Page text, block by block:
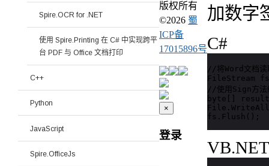
加数字
C#
//将Word文档
FileStream
//使用Sign方法
byte[]
fs.Flush();
VB.NET
Spire.OCR for .NET
使用 Spire.Printing 在 C# 中实现跨平
台 PDF 与 Office 文档打印
C++
Python
JavaScript
Spire.OfficeJs
版权所有
©2026 蜀
ICP备
17015896号
×
登录